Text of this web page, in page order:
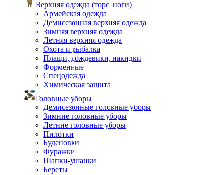
Верхняя одежда (торс, ноги)
Армейская одежда
Демисезонная верхняя одежда
Зимняя верхняя одежда
Летняя верхняя одежда
Охота и рыбалка
Плащи, дождевики, накидки
Форменные
Спецодежда
Химическая защита
Головные уборы
Демисезонные головные уборы
Зимние головные уборы
Летние головные уборы
Пилотки
Буденовки
Фуражки
Шапки-ушанки
Береты